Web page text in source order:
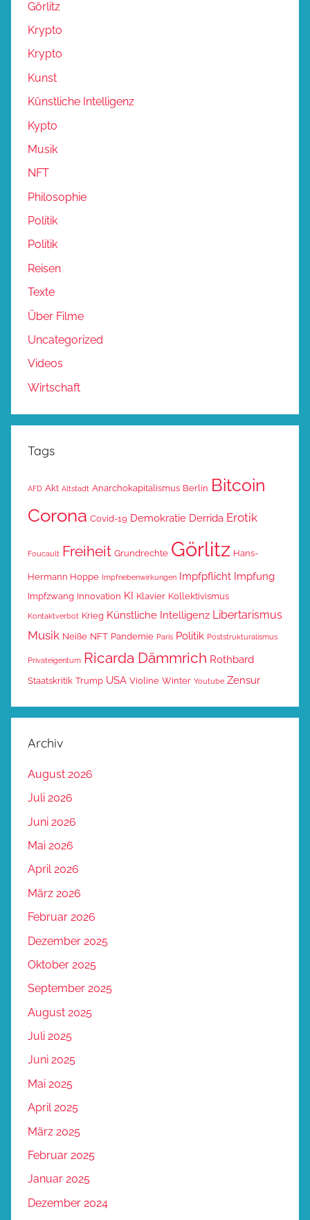
Görlitz
Krypto
Krypto
Kunst
Künstliche Intelligenz
Kypto
Musik
NFT
Philosophie
Politik
Politik
Reisen
Texte
Über Filme
Uncategorized
Videos
Wirtschaft
Tags
AFD Akt Altstadt Anarchokapitalismus Berlin Bitcoin
Corona Covid-19 Demokratie Derrida Erotik
Foucault Freiheit Grundrechte Görlitz Hans-
Hermann Hoppe Impfnebenwirkungen Impfpflicht Impfung
Impfzwang Innovation KI Klavier Kollektivismus
Kontaktverbot Krieg Künstliche Intelligenz Libertarismus
Musik Neiße NFT Pandemie Paris Politik Poststrukturalismus
Privateigentum Ricarda Dämmrich Rothbard
Staatskritik Trump USA Violine Winter Youtube Zensur
Archiv
August 2026
Juli 2026
Juni 2026
Mai 2026
April 2026
März 2026
Februar 2026
Dezember 2025
Oktober 2025
September 2025
August 2025
Juli 2025
Juni 2025
Mai 2025
April 2025
März 2025
Februar 2025
Januar 2025
Dezember 2024